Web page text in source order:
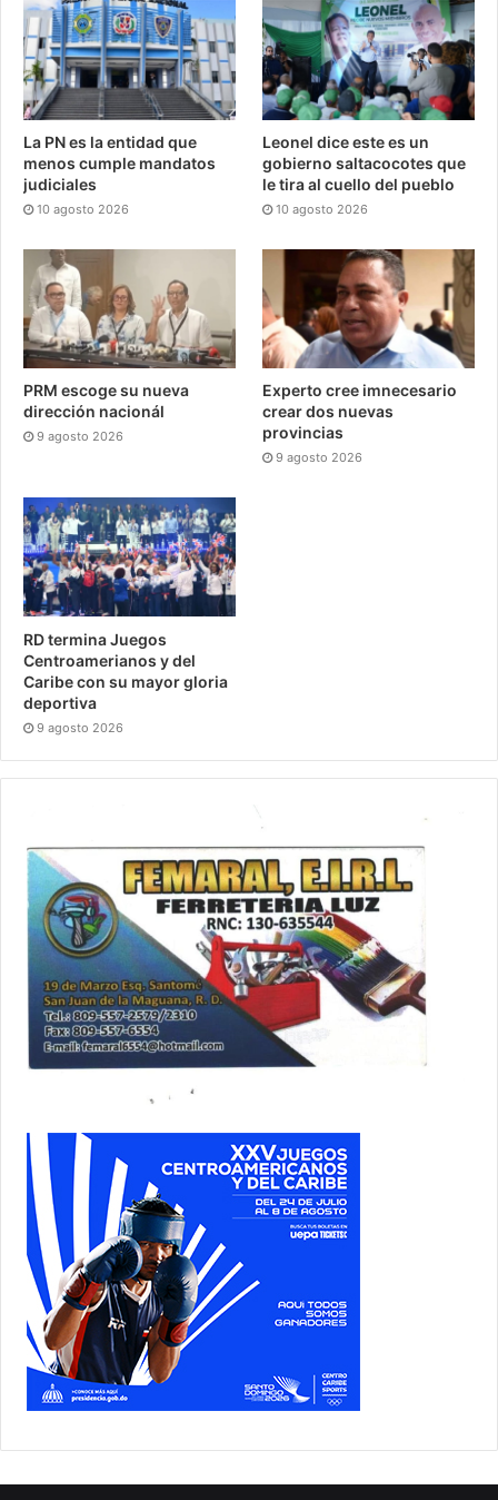
La PN es la entidad que
menos cumple mandatos
judiciales
10 agosto 2026
Leonel dice este es un
gobierno saltacocotes que
le tira al cuello del pueblo
10 agosto 2026
PRM escoge su nueva
dirección nacionál
9 agosto 2026
Experto cree imnecesario
crear dos nuevas
provincias
9 agosto 2026
RD termina Juegos
Centroamerianos y del
Caribe con su mayor gloria
deportiva
9 agosto 2026